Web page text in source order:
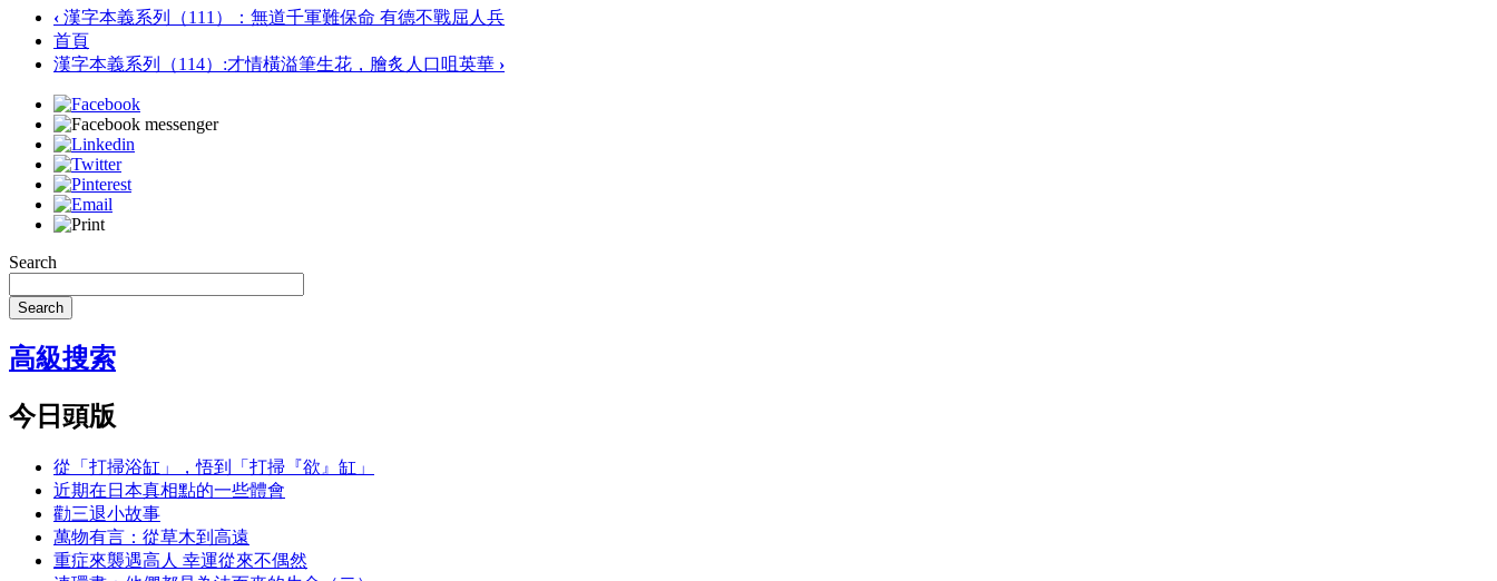
‹ 漢字本義系列（111）：無道千軍難保命 有德不戰屈人兵
首頁
漢字本義系列（114）:才情橫溢筆生花，膾炙人口咀英華 ›
Search
Search
高級搜索
今日頭版
從「打掃浴缸」，悟到「打掃『欲』缸」
近期在日本真相點的一些體會
勸三退小故事
萬物有言：從草木到高遠
重症來襲遇高人 幸運從來不偶然